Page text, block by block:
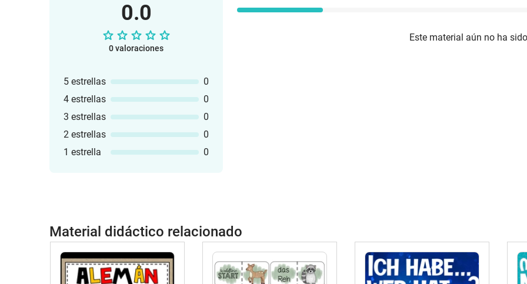
0.0
0 valoraciones
5 estrellas
0
4 estrellas
0
3 estrellas
0
2 estrellas
0
1 estrella
0
Este material aún no ha
Material didáctico relacionado